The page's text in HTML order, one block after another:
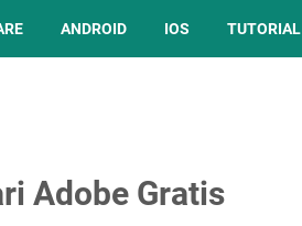
ANDROID IOS TUTORIAL
Adobe Gratis